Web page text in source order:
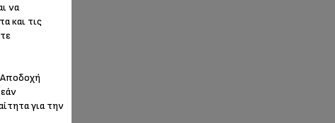
να
και τις
για την